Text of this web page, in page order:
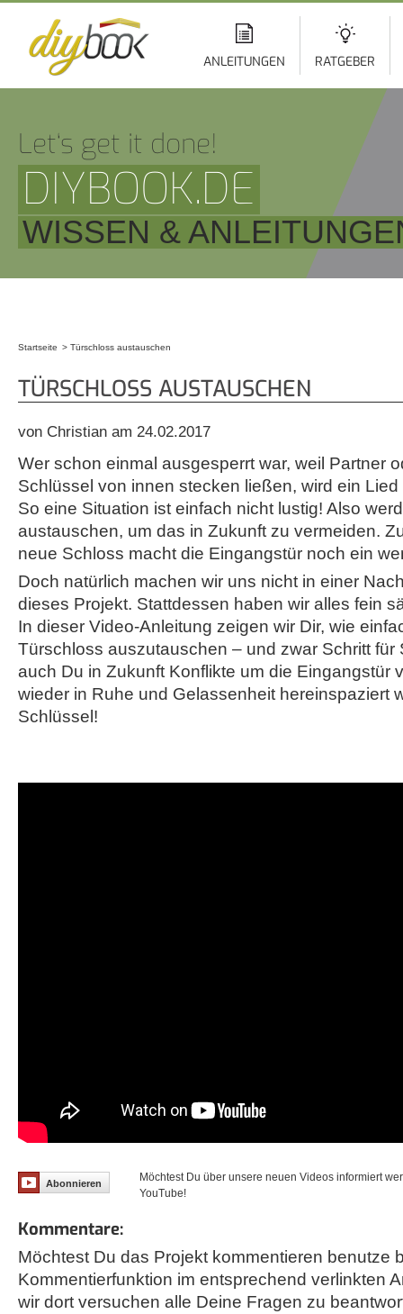
ANLEITUNGEN RATGEBER
Let‘s get it done!
DIYBOOK.DE
WISSEN &
Startseite Türschloss austauschen
TÜRSCHLOSS AUSTAUSCHEN
von Christian am 24.02.2017
Wer schon einmal ausgesperrt war, weil Partner
Schlüssel von innen stecken ließen, wird ein
So eine Situation ist einfach nicht lustig! Also
austauschen, um das in Zukunft zu vermeiden.
neue Schloss macht die Eingangstür noch ein
Doch natürlich machen wir uns nicht in einer
dieses Projekt. Stattdessen haben wir alles fein
In dieser Video-Anleitung zeigen wir Dir, wie
Türschloss auszutauschen – und zwar Schritt für
auch Du in Zukunft Konflikte um die Eingangstür
wieder in Ruhe und Gelassenheit hereinspaziert
Schlüssel!
Abonnieren
Möchtest Du über unsere neuen Videos informiert
YouTube!
Kommentare:
Möchtest Du das Projekt kommentieren benutze
Kommentierfunktion im entsprechend verlinkten
wir dort versuchen alle Deine Fragen zu